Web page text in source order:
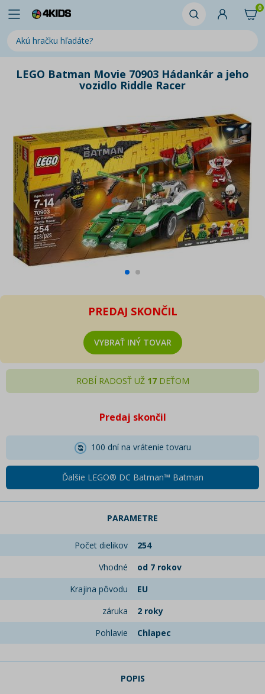
0
LEGO Batman Movie 70903 Hádankár a jeho
vozidlo Riddle Racer
PREDAJ SKONČIL
VYBRAŤ INÝ TOVAR
ROBÍ RADOSŤ UŽ 17DEŤOM
Predaj skončil
100 dní na vrátenie tovaru
Ďalšie LEGO® DC Batman™ Batman
PARAMETRE
Počet dielikov
254
Vhodné
od 7 rokov
Krajina pôvodu
EU
záruka
2 roky
Pohlavie
Chlapec
POPIS